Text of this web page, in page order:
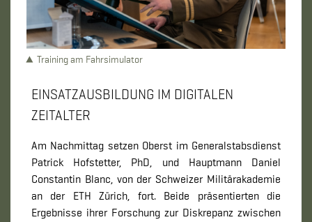
Training am Fahrsimulator
EINSATZAUSBILDUNG IM DIGITALEN
ZEITALTER
Am Nachmittag setzen Oberst im Generalstabsdienst
Patrick Hofstetter, PhD, und Hauptmann Daniel
Constantin Blanc, von der Schweizer Militärakademie
an der ETH Zürich, fort. Beide präsentierten die
Ergebnisse ihrer Forschung zur Diskrepanz zwischen